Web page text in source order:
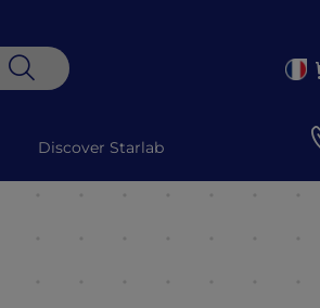
Allez
Discover Starlab